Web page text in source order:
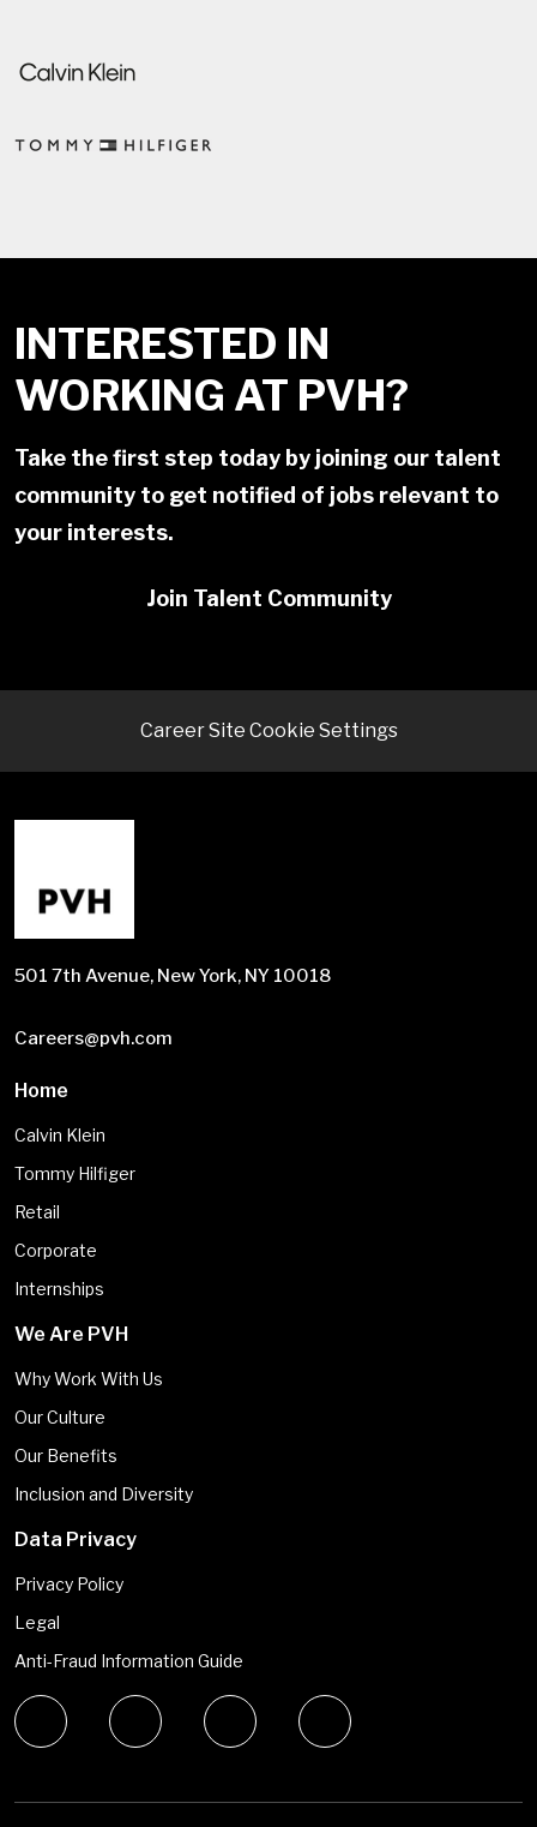
INTERESTED IN
WORKING AT PVH?
Take the first step today by joining our talent
community to get notified of jobs relevant to
your interests.
Join Talent Community
Career Site Cookie Settings
501 7th Avenue, New York, NY 10018
Careers@pvh.com
Home
Calvin Klein
Tommy Hilfiger
Retail
Corporate
Internships
We Are PVH
Why Work With Us
Our Culture
Our Benefits
Inclusion and Diversity
Data Privacy
Privacy Policy
Legal
Anti-Fraud Information Guide